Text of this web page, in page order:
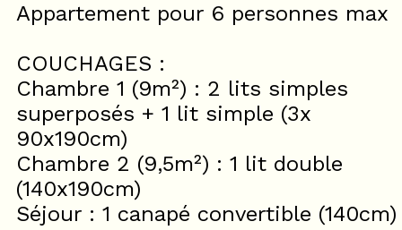
Appartement pour 6 personnes max
COUCHAGES :
Chambre 1 (9m²) : 2 lits simples
superposés + 1 lit simple (3x
90x190cm)
Chambre 2 (9,5m²) : 1 lit double
(140x190cm)
Séjour : 1 canapé convertible (140cm)